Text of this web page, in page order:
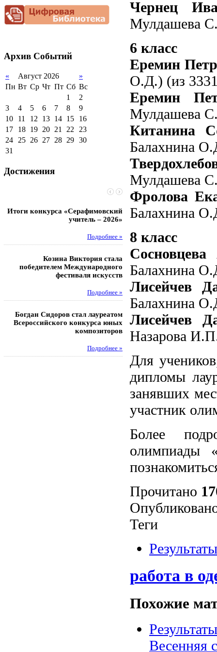
Снижение
документационной
нагрузки
Архив Событий
« Август 2026
»
Пн Вт Ср Чт Пт Сб Вс
1
2
3
4 5 6 7 8
9
10
11 12 13 14 15
16
17
18 19 20 21 22 23
24 25 26 27 28 29 30
31
Достижения
Итоги конкурса «Серафимовский
учитель – 2026»
Подробнее »
Козина Виктория стала
победителем Международного
фестиваля искусств
Подробнее »
Богдан Сидоров стал лауреатом
Всероссийского конкурса юных
композиторов
Подробнее »
Чебаненко Глеб стал
областных
Музафаров Пётр стал
турнира
Педагоги
победителями
этапа XXI
конкурса «За
подвиг
Чернец
Мулдашева
6 класс
Еремин
О.Д.) (из
Еремин
Мулдашева
Китанина
Балахнина
Мулдашева
Фролова
Балахнина
8 класс
Балахнина
Лисейчев
Балахнина
Лисейчев
Назарова
Для
дипломы
занявших
участник
Более
олимпиады
Прочитано
Теги
работа в
Похожие
Весенняя